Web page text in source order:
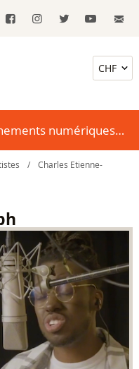
numériques
/
Charles Etienne-